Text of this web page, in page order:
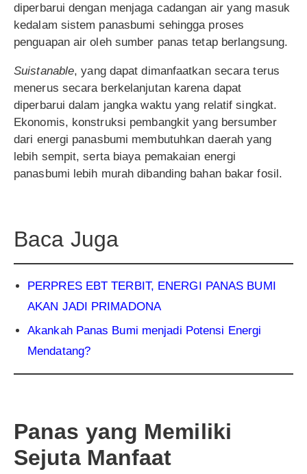
diperbarui dengan menjaga cadangan air yang masuk
kedalam sistem panasbumi sehingga proses
penguapan air oleh sumber panas tetap berlangsung.
Suistanable, yang dapat dimanfaatkan secara terus
menerus secara berkelanjutan karena dapat
diperbarui dalam jangka waktu yang relatif singkat.
Ekonomis, konstruksi pembangkit yang bersumber
dari energi panasbumi membutuhkan daerah yang
lebih sempit, serta biaya pemakaian energi
panasbumi lebih murah dibanding bahan bakar fosil.
Baca Juga
PERPRES EBT TERBIT, ENERGI PANAS BUMI
AKAN JADI PRIMADONA
Akankah Panas Bumi menjadi Potensi Energi
Mendatang?
Panas yang Memiliki
Sejuta Manfaat